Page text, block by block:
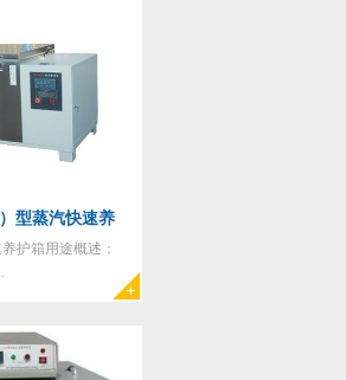
型蒸汽快速养
护箱用途概述：